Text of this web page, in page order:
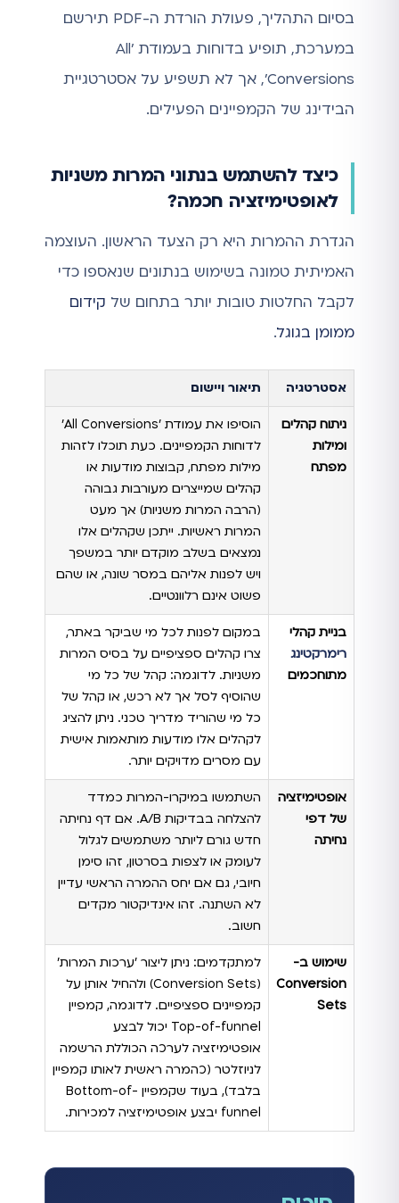
בסיום התהליך, פעולת הורדת ה-PDF תירשם
במערכת, תופיע בדוחות בעמודת 'All
Conversions', אך לא תשפיע על אסטרטגיית
הבידינג של הקמפיינים הפעילים.
כיצד להשתמש בנתוני המרות משניות
לאופטימיזציה חכמה?
הגדרת ההמרות היא רק הצעד הראשון. העוצמה
האמיתית טמונה בשימוש בנתונים שנאספו כדי
לקבל החלטות טובות יותר בתחום של קידום
ממומן בגוגל.
אסטרטגיה תיאור ויישום
ניתוח קהלים
ומילות
מפתח
הוסיפו את עמודת 'All Conversions'
לדוחות הקמפיינים. כעת תוכלו לזהות
מילות מפתח, קבוצות מודעות או
קהלים שמייצרים מעורבות גבוהה
(הרבה המרות משניות) אך מעט
המרות ראשיות. ייתכן שקהלים אלו
נמצאים בשלב מוקדם יותר במשפך
ויש לפנות אליהם במסר שונה, או שהם
פשוט אינם רלוונטיים.
בניית קהלי
רימרקטינג
מתוחכמים
במקום לפנות לכל מי שביקר באתר,
צרו קהלים ספציפיים על בסיס המרות
משניות. לדוגמה: קהל של כל מי
שהוסיף לסל אך לא רכש, או קהל של
כל מי שהוריד מדריך טכני. ניתן להציג
לקהלים אלו מודעות מותאמות אישית
עם מסרים מדויקים יותר.
אופטימיזציה
של דפי
נחיתה
השתמשו במיקרו-המרות כמדד
להצלחה בבדיקות A/B. אם דף נחיתה
חדש גורם ליותר משתמשים לגלול
לעומק או לצפות בסרטון, זהו סימן
חיובי, גם אם יחס ההמרה הראשי עדיין
לא השתנה. זהו אינדיקטור מקדים
חשוב.
שימוש ב-
Conversion
Sets
למתקדמים: ניתן ליצור 'ערכות המרות'
(Conversion Sets) ולהחיל אותן על
קמפיינים ספציפיים. לדוגמה, קמפיין
Top-of-funnel יכול לבצע
אופטימיזציה לערכה הכוללת הרשמה
לניוזלטר (כהמרה ראשית לאותו קמפיין
בלבד), בעוד שקמפיין Bottom-of-
funnel יבצע אופטימיזציה למכירות.